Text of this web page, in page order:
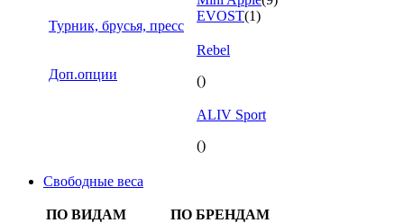
Турник, брусья, пресс
Доп.опции
EVOST(1)
Rebel
()
ALIV Sport
()
Свободные веса
ПО ВИДАМ ПО БРЕНДАМ